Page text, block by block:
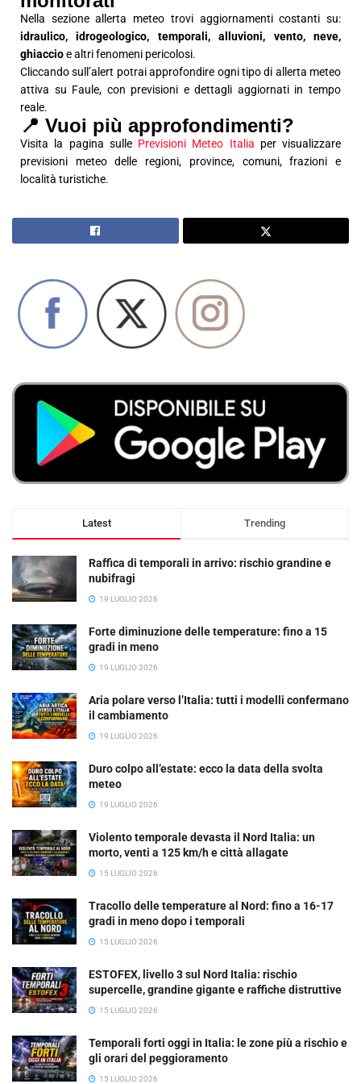
Nella sezione allerta meteo trovi aggiornamenti costanti su:
idraulico, idrogeologico, temporali, alluvioni, vento, neve,
ghiaccioe altri fenomeni pericolosi.
Cliccando sull’alert potrai approfondire ogni tipo di allerta meteo
attiva su Faule, con previsioni e dettagli aggiornati in tempo
reale.
📍 Vuoi più approfondimenti?
Visita la pagina sulle Previsioni Meteo Italia per visualizzare
previsioni meteo delle regioni, province, comuni, frazioni e
località turistiche.
Latest Trending
Raffica di temporali in arrivo: rischio grandine e
nubifragi
19 LUGLIO 2026
Forte diminuzione delle temperature: fino a 15
gradi in meno
19 LUGLIO 2026
Aria polare verso l’Italia: tutti i modelli confermano
il cambiamento
19 LUGLIO 2026
Duro colpo all’estate: ecco la data della svolta
meteo
19 LUGLIO 2026
Violento temporale devasta il Nord Italia: un
morto, venti a 125 km/h e città allagate
15 LUGLIO 2026
Tracollo delle temperature al Nord: fino a 16-17
gradi in meno dopo i temporali
15 LUGLIO 2026
ESTOFEX, livello 3 sul Nord Italia: rischio
supercelle, grandine gigante e raffiche distruttive
15 LUGLIO 2026
Temporali forti oggi in Italia: le zone più a rischio e
gli orari del peggioramento
15 LUGLIO 2026